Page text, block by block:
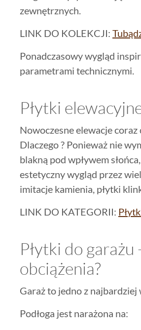
zewnętrznych.
LINK DO KOLEKCJI:
Ponadczasowy wygląd
parametrami technicznymi.
Płytki
Nowoczesne elewacje
Dlaczego ? Ponieważ nie
blakną pod wpływem
estetyczny wygląd przez
imitacje kamienia, płytki
LINK DO KATEGORII:
Płytki do
obciążenia?
Garaż to jedno z najbardziej
Podłoga jest narażona na: